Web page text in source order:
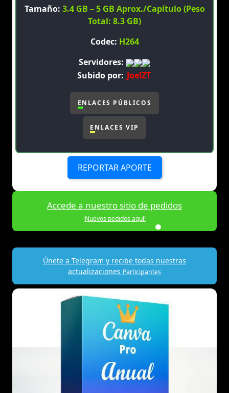
Tamaño: 3.4 GB – 5 GB Aprox./Capítulo (Peso
Total: 8.3 GB)
Codec: H264
Servidores:
Subido por: JoelZT
ENLACES PÚBLICOS
ENLACES VIP
REPORTAR APORTE
Accede a nuestro sitio de pedidos
¡Nuevos pedidos aquí!
Únete a Telegram y recibe todas nuestras
actualizaciones Participantes